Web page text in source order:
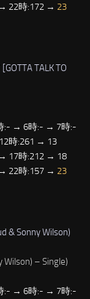
22時:172 → 23
TALK TO
:- → 6時:- → 7時:-
時:261 → 13
17時:212 → 18
22時:157 → 23
& Sonny Wilson)
Wilson) – Single)
:- → 6時:- → 7時:-